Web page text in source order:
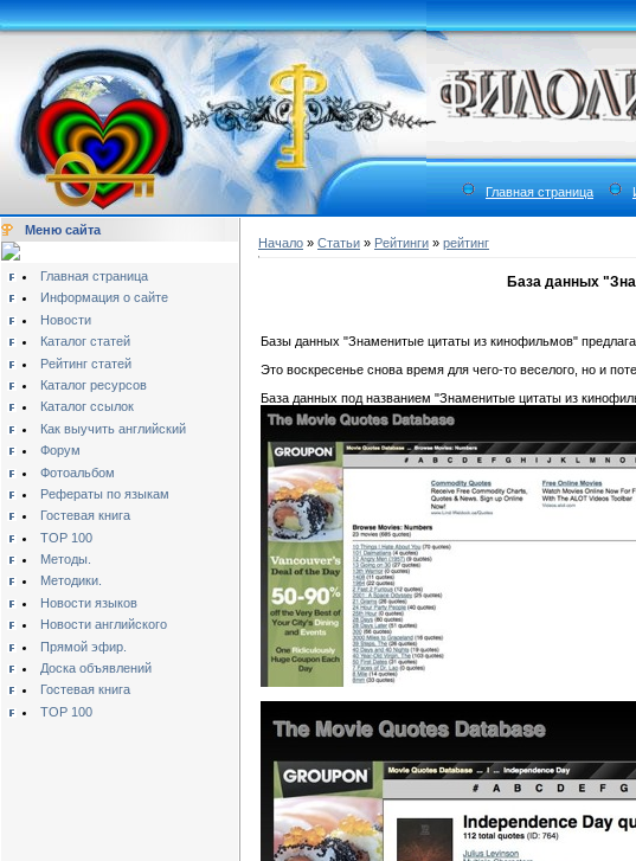
Главная страница
Меню сайта
Главная страница
Информация о сайте
Новости
Каталог статей
Рейтинг статей
Каталог ресурсов
Каталог ссылок
Как выучить английский
Форум
Фотоальбом
Рефераты по языкам
Гостевая книга
TOP 100
Методы.
Методики.
Новости языков
Новости английского
Прямой эфир.
Доска объявлений
Гостевая книга
TOP 100
Начало » Статьи » Рейтинги » рейтинг
База данных
Базы данных "Знаменитые цитаты из кинофильмов"
Это воскресенье снова время для чего-то веселого, но и
База данных под названием "Знаменитые цитаты из